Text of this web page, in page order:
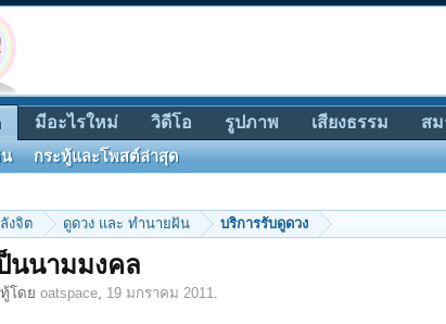
งจิต ดูดวง และ ทำนายฝัน บริการรับดูดวง
นนามมงคล
โดย oatspace, 19 มกราคม 2011.
น กระทู้และโพสต์ล่าสุด
มีอะไรใหม่ วิดีโอ รูปภาพ เสียงธรรม ส